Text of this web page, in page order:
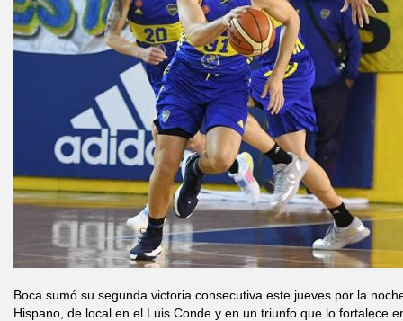
Boca sumó su segunda victoria consecutiva este jueves por la
Hispano, de local en el Luis Conde y en un triunfo que lo fortalece